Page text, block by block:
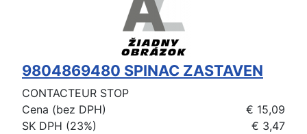
9804869480 SPINAC ZASTAVEN
CONTACTEUR STOP
Cena (bez DPH)
€ 15,09
SK DPH (23%)
€ 3,47